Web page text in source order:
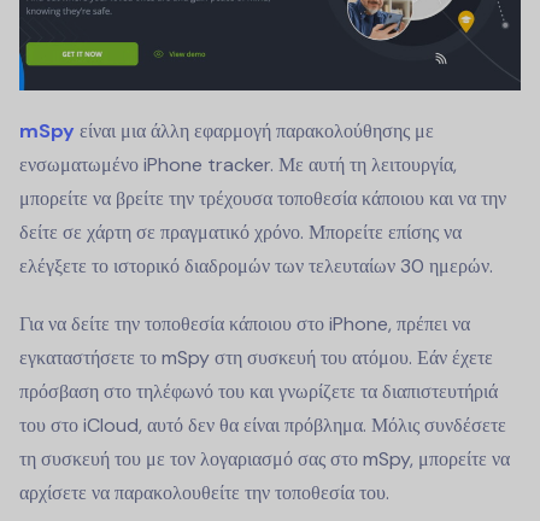
mSpy είναι μια άλλη εφαρμογή παρακολούθησης με
ενσωματωμένο iPhone tracker. Με αυτή τη λειτουργία,
μπορείτε να βρείτε την τρέχουσα τοποθεσία κάποιου και να την
δείτε σε χάρτη σε πραγματικό χρόνο. Μπορείτε επίσης να
ελέγξετε το ιστορικό διαδρομών των τελευταίων 30 ημερών.
Για να δείτε την τοποθεσία κάποιου στο iPhone, πρέπει να
εγκαταστήσετε το mSpy στη συσκευή του ατόμου. Εάν έχετε
πρόσβαση στο τηλέφωνό του και γνωρίζετε τα διαπιστευτήριά
του στο iCloud, αυτό δεν θα είναι πρόβλημα. Μόλις συνδέσετε
τη συσκευή του με τον λογαριασμό σας στο mSpy, μπορείτε να
αρχίσετε να παρακολουθείτε την τοποθεσία του.